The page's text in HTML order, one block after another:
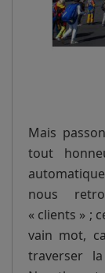
Mais
tout
nous
« clients » ;
vain mot,
traverser